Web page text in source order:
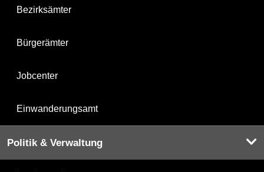
Bezirksämter
Bürgerämter
Jobcenter
Einwanderungsamt
Politik & Verwaltung